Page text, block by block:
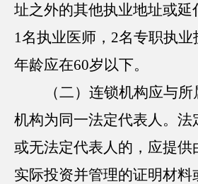
址之外的其他执业地址或延
1名执业医师，2名专职执
年龄应在60岁以下。
（二）连锁机构应与
机构为同一法定代表人。法
或无法定代表人的，应提供
实际投资并管理的证明材料